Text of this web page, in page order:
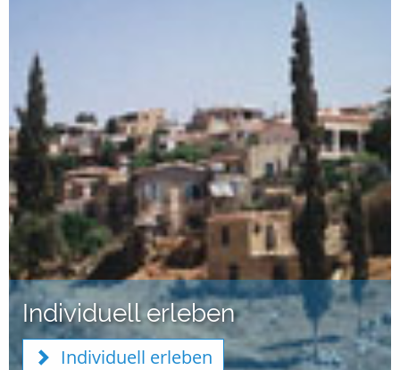
Individuell erleben
Individuell erleben